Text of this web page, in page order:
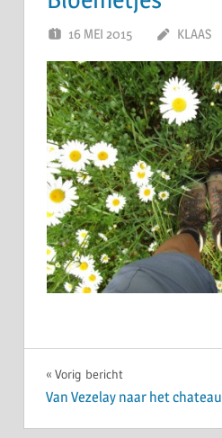
16 MEI 2015 KLAAS
Bericht
navigatie
Vorig bericht
Van Vezelay naar het chateau